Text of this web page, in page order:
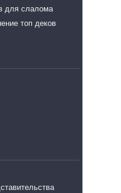
для слалома
топ деков